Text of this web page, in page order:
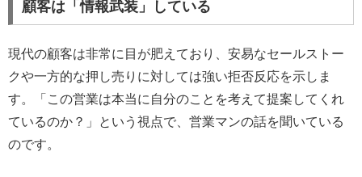
顧客は「情報武装」している
現代の顧客は非常に目が肥えており、安易なセールストー
クや一方的な押し売りに対しては強い拒否反応を示しま
す。「この営業は本当に自分のことを考えて提案してくれ
ているのか？」という視点で、営業マンの話を聞いている
のです。